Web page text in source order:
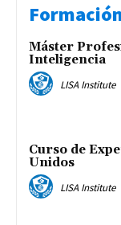
Máster
Inteligencia
LISA Institute
Curso de
Unidos
LISA Institute